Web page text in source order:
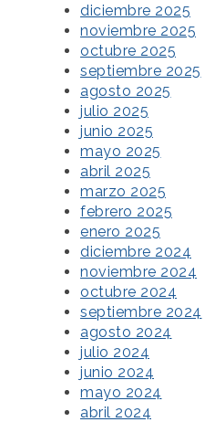
diciembre 2025
noviembre 2025
octubre 2025
septiembre 2025
agosto 2025
julio 2025
junio 2025
mayo 2025
abril 2025
marzo 2025
febrero 2025
enero 2025
diciembre 2024
noviembre 2024
octubre 2024
septiembre 2024
agosto 2024
julio 2024
junio 2024
mayo 2024
abril 2024